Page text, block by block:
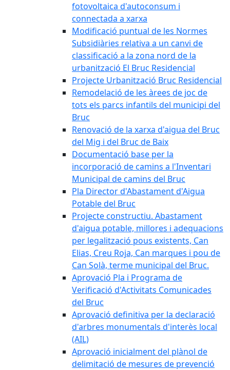
fotovoltaica d'autoconsum i
connectada a xarxa
Modificació puntual de les Normes
Subsidiàries relativa a un canvi de
classificació a la zona nord de la
urbanització El Bruc Residencial
Projecte Urbanització Bruc Residencial
Remodelació de les àrees de joc de
tots els parcs infantils del municipi del
Bruc
Renovació de la xarxa d'aigua del Bruc
del Mig i del Bruc de Baix
Documentació base per la
incorporació de camins a l'Inventari
Municipal de camins del Bruc
Pla Director d'Abastament d'Aigua
Potable del Bruc
Projecte constructiu. Abastament
d'aigua potable, millores i adequacions
per legalització pous existents, Can
Elias, Creu Roja, Can marques i pou de
Can Solà, terme municipal del Bruc.
Aprovació Pla i Programa de
Verificació d'Activitats Comunicades
del Bruc
Aprovació definitiva per la declaració
d'arbres monumentals d'interès local
(AIL)
Aprovació inicialment del plànol de
delimitació de mesures de prevenció